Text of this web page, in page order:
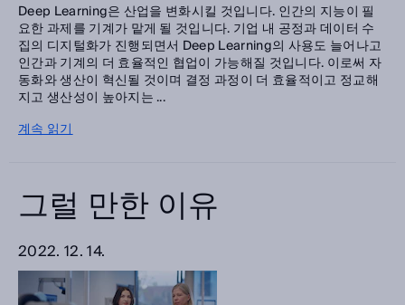
Deep Learning은 산업을 변화시킬 것입니다. 인간의 지능이 필
요한 과제를 기계가 맡게 될 것입니다. 기업 내 공정과 데이터 수
집의 디지털화가 진행되면서 Deep Learning의 사용도 늘어나고
인간과 기계의 더 효율적인 협업이 가능해질 것입니다. 이로써 자
동화와 생산이 혁신될 것이며 결정 과정이 더 효율적이고 정교해
지고 생산성이 높아지는 ...
계속 읽기
그럴 만한 이유
2022. 12. 14.